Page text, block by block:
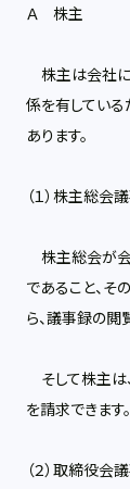
Ａ 株主
株主は会社に
係を有してい
あります。
（１）株主総会
株主総会が
であること、そ
ら、議事録の閲
そして株主は
を請求できます。
（２）取締役会